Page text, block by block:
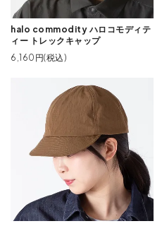
halo commodity ハロコモディテ
ィー トレックキャップ
6,160円(税込)